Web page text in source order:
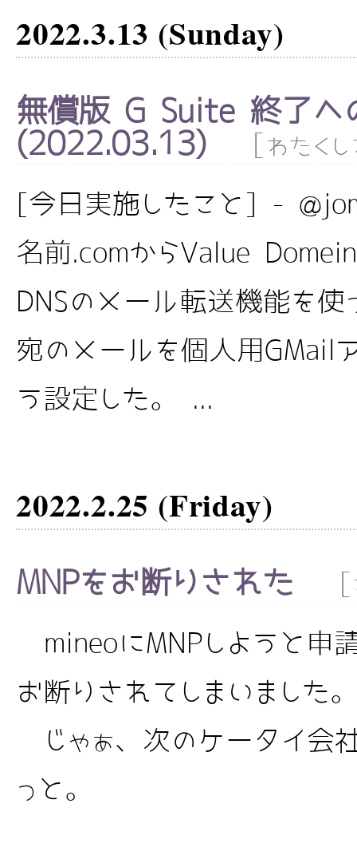
2022.3.13 (Sunday)
無償版 G Suite 終了へ
(2022.03.13)
わたく
[今日実施したこと] -
名前.comからValue
DNSのメール転送機能を
宛のメールを個人用GMail
う設定した。 ...
2022.2.25 (Friday)
MNPをお断りされた
mineoにMNPしようと申
お断りされてしまいました
じゃぁ、次のケータイ会
っと。